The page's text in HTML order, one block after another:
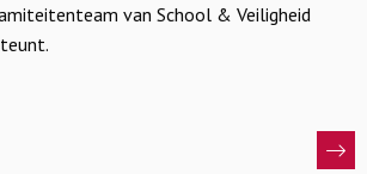
van School & Veiligheid